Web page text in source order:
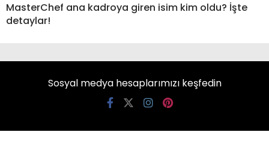
MasterChef ana kadroya giren isim kim oldu? İşte
detaylar!
Sosyal medya hesaplarımızı keşfedin